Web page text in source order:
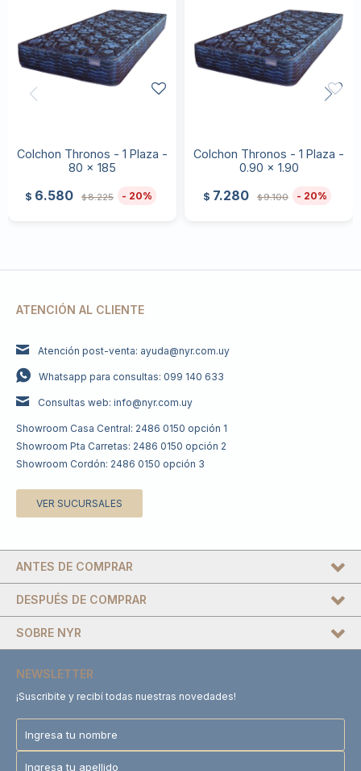
Colchon Thronos - 1 Plaza -
80 x 185
$ 6.580 $8.225 20
Colchon Thronos - 1 Plaza -
0.90 x 1.90
$ 7.280 $9.100 20
ATENCIÓN AL CLIENTE
Atención post-venta: ayuda@nyr.com.uy
Whatsapp para consultas: 099 140 633
Consultas web: info@nyr.com.uy
Showroom Casa Central: 2486 0150 opción 1
Showroom Pta Carretas: 2486 0150 opción 2
Showroom Cordón: 2486 0150 opción 3
VER SUCURSALES
DESPUÉS DE COMPRAR
SOBRE NYR
ANTES DE COMPRAR
NEWSLETTER
¡Suscribite y recibí todas nuestras novedades!